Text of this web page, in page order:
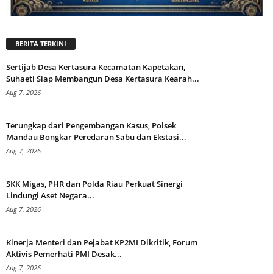
BERITA TERKINI
Sertijab Desa Kertasura Kecamatan Kapetakan,
Suhaeti Siap Membangun Desa Kertasura Kearah...
Aug 7, 2026
Terungkap dari Pengembangan Kasus, Polsek
Mandau Bongkar Peredaran Sabu dan Ekstasi...
Aug 7, 2026
SKK Migas, PHR dan Polda Riau Perkuat Sinergi
Lindungi Aset Negara...
Aug 7, 2026
Kinerja Menteri dan Pejabat KP2MI Dikritik, Forum
Aktivis Pemerhati PMI Desak...
Aug 7, 2026